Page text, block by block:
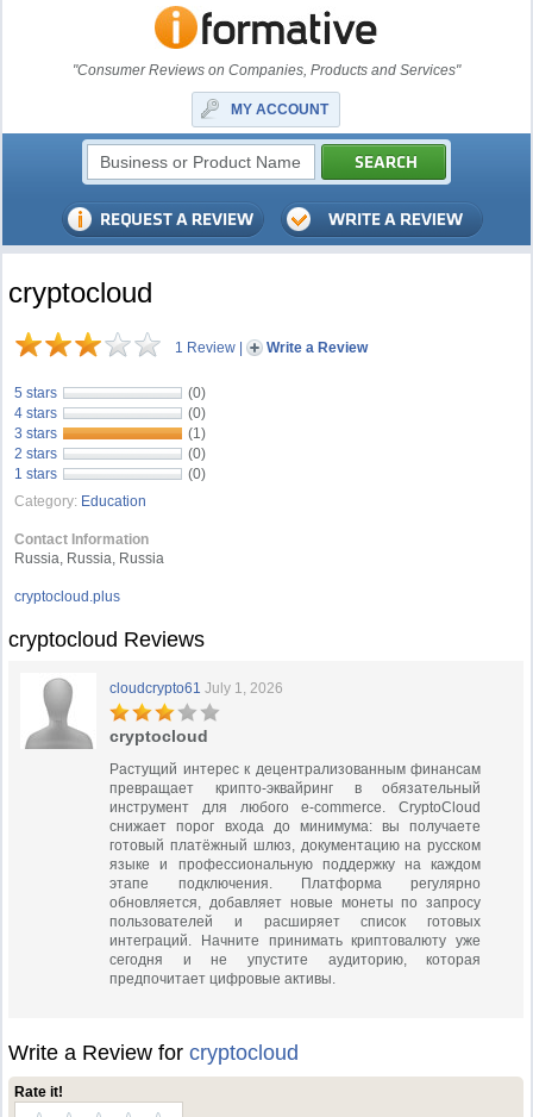
"Consumer Reviews on Companies, Products and Services"
MY ACCOUNT
cryptocloud
1 Review | Write a Review
5 stars
(0)
4 stars
(0)
3 stars
(1)
2 stars
(0)
1 stars
(0)
Category: Education
Contact Information
Russia, Russia, Russia
cryptocloud.plus
cryptocloud Reviews
cloudcrypto61 July 1, 2026
cryptocloud
Растущий интерес к децентрализованным финансам
превращает крипто-эквайринг в обязательный
инструмент для любого e-commerce. CryptoCloud
снижает порог входа до минимума: вы получаете
готовый платёжный шлюз, документацию на русском
языке и профессиональную поддержку на каждом
этапе подключения. Платформа регулярно
обновляется, добавляет новые монеты по запросу
пользователей и расширяет список готовых
интеграций. Начните принимать криптовалюту уже
сегодня и не упустите аудиторию, которая
предпочитает цифровые активы.
Write a Review forcryptocloud
Rate it!